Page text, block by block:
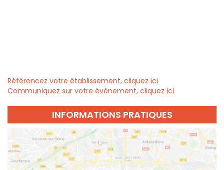
Référencez votre établissement, cliquez ici
Communiquez sur votre évènement, cliquez ici
INFORMATIONS PRATIQUES